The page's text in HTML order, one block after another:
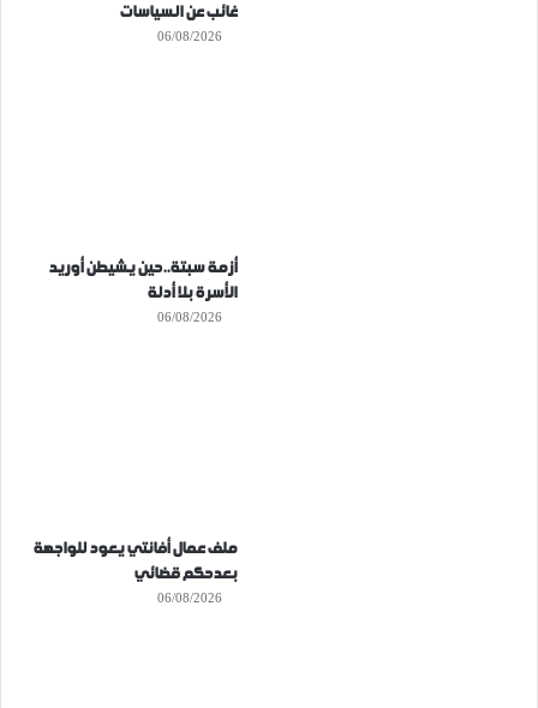
غائب عن السياسات
06/08/2026
أزمة سبتة..حين يشيطن أوريد
الأسرة بلا أدلة
06/08/2026
ملف عمال أفانتي يعود للواجهة
بعدحكم قضائي
06/08/2026